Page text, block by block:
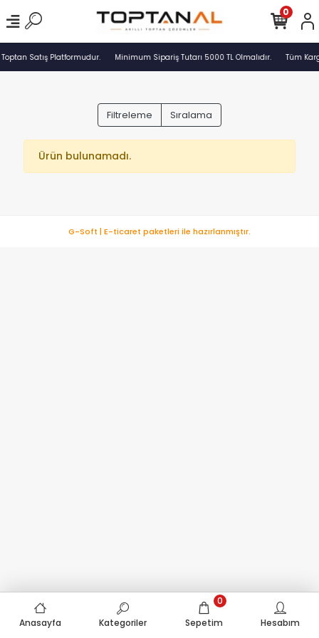
Satış Platformudur. Minimum Sipariş Tutarı 5000 TL Olmalıdır. Tüm
0
Filtreleme Sıralama
Ürün bulunamadı.
Anasayfa Kategoriler Sepetim
0
Hesabım
G-Soft | E-ticaret paketleri ile hazırlanmıştır.